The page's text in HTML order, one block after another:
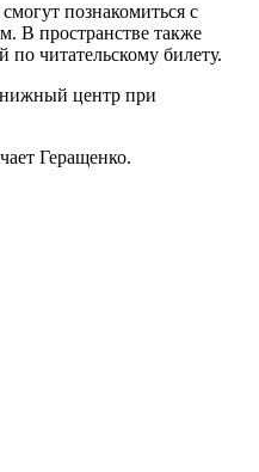
познакомиться с
В пространстве также
читательскому билету.
центр при
Геращенко.